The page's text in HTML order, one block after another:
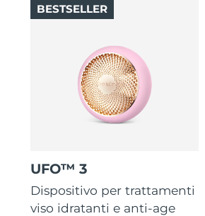
UFO™ 3
Dispositivo per trattamenti
viso idratanti e anti-age
BESTSELLER